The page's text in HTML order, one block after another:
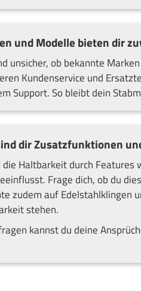
und Modelle bieten dir
unsicher, ob bekannte
Kundenservice und
Support. So bleibt dein
dir Zusatzfunktionen
Haltbarkeit durch
Frage dich, ob du
zudem auf Edelstahlklingen
stehen.
kannst du deine